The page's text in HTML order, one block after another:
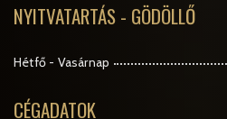
NYITVATARTÁS - GÖDÖLLŐ
Hétfő - Vasárnap
CÉGADATOK